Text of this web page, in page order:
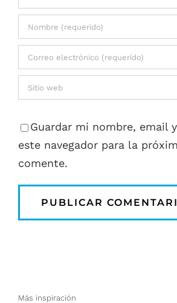
Guardar mi nombre, email
este navegador para la
comente.
Más inspiración